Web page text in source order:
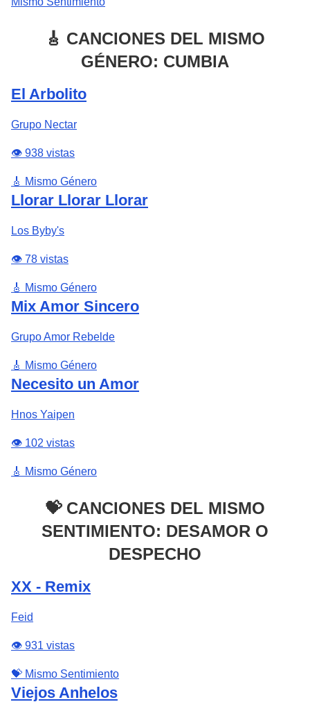
🎸 CANCIONES DEL MISMO
GÉNERO: CUMBIA
El Arbolito
Grupo Nectar
👁️ 938 vistas
🎸 Mismo Género
Llorar Llorar Llorar
Los Byby's
👁️ 78 vistas
🎸 Mismo Género
Mix Amor Sincero
Grupo Amor Rebelde
🎸 Mismo Género
Necesito un Amor
Hnos Yaipen
👁️ 102 vistas
🎸 Mismo Género
💝 CANCIONES DEL MISMO
SENTIMIENTO: DESAMOR O
DESPECHO
XX - Remix
Feid
👁️ 931 vistas
💝 Mismo Sentimiento
Viejos Anhelos